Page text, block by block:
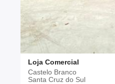
Loja Comercial
Castelo Branco
Santa Cruz do Sul